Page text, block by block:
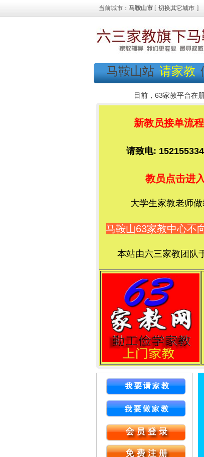
当前城市： 马鞍山市 [ 切换其它城市 ]
马鞍山站 请家教
目前，63家教平台在
新教员接单流
请致电:
教员点击进
大学生家教老师
马鞍山63家教中心不
本站由六三家教团队